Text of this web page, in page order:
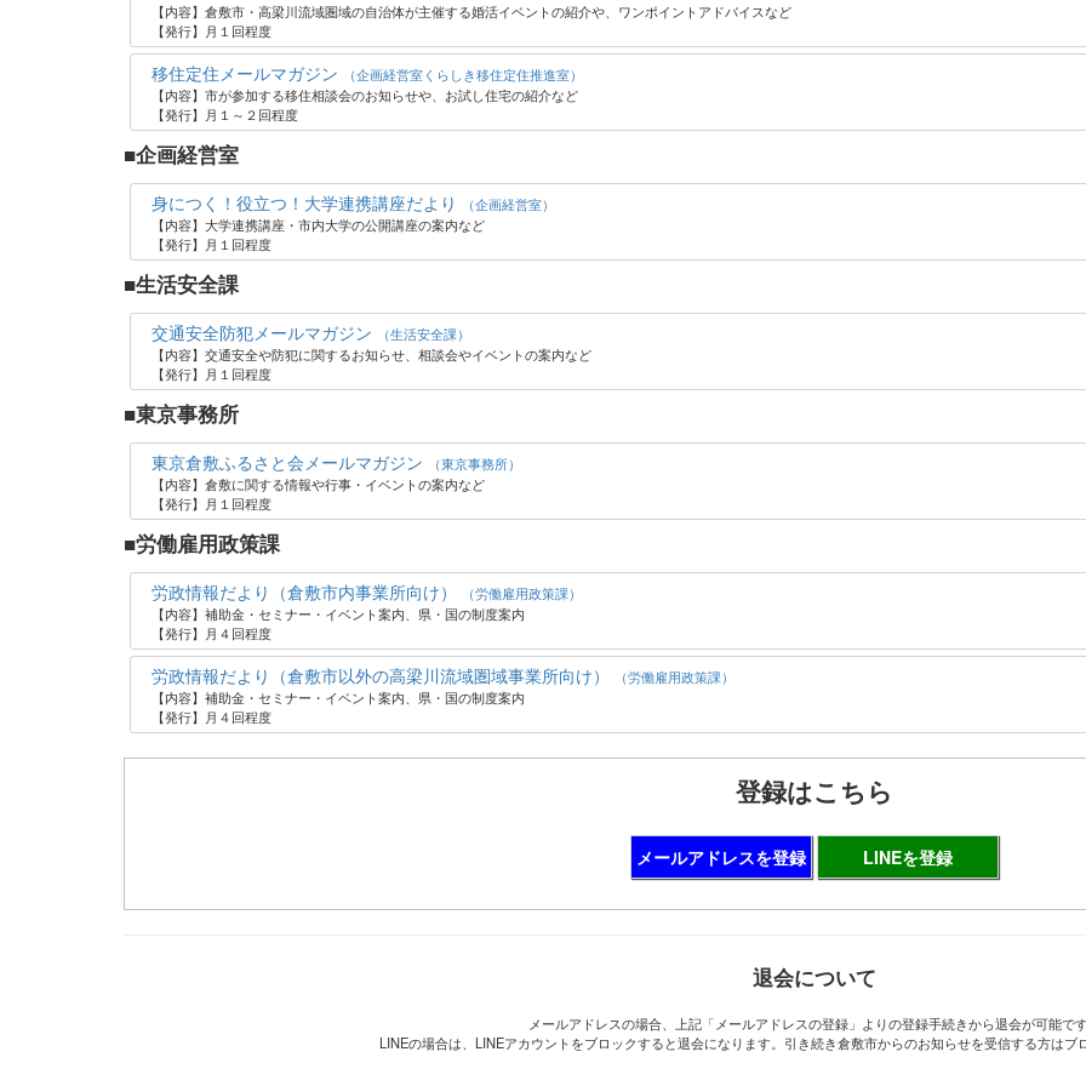
【内容】倉敷市・高梁川流域圏域の自治体が主催する婚活イベントの紹介や、ワンポイントアドバイスなど
【発行】月１回程度
移住定住メールマガジン
（企画経営室くらしき移住定住推進室）
【内容】市が参加する移住相談会のお知らせや、お試し住宅の紹介など
【発行】月１～２回程度
■企画経営室
身につく！役立つ！大学連携講座だより
（企画経営室）
【内容】大学連携講座・市内大学の公開講座の案内など
【発行】月１回程度
■生活安全課
交通安全防犯メールマガジン
（生活安全課）
【内容】交通安全や防犯に関するお知らせ、相談会やイベントの案内など
【発行】月１回程度
■東京事務所
東京倉敷ふるさと会メールマガジン
（東京事務所）
【内容】倉敷に関する情報や行事・イベントの案内など
【発行】月１回程度
■労働雇用政策課
労政情報だより（倉敷市内事業所向け）
（労働雇用政策課）
【内容】補助金・セミナー・イベント案内、県・国の制度案内
【発行】月４回程度
労政情報だより（倉敷市以外の高梁川流域圏域事業所向け）
（労働雇用政策課）
【内容】補助金・セミナー・イベント案内、県・国の制度案内
【発行】月４回程度
登録はこちら
メールアドレスを登録 LINEを登録
退会について
メールアドレスの場合、上記「メールアドレスの登録」よりの登録手続きから退会が可能です
LINEの場合は、LINEアカウントをブロックすると退会になります。引き続き倉敷市からのお知らせを受信する方はブ